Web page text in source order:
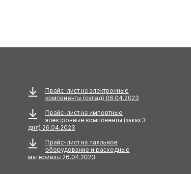
Прайс-лист на электронные
компоненты (склад) 06.04.2023
Прайс-лист на импортные
электронные компоненты (заказ 3
дня) 26.04.2023
Прайс-лист на паяльное
оборудование и расходные
материалы 26.04.2023